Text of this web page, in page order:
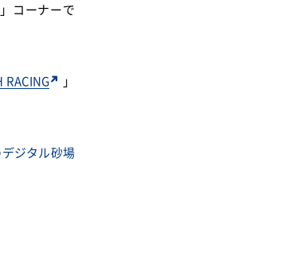
コーナーで
RACING
」
ジタル砂場